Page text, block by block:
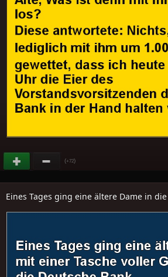
(+72)
Eines Tages ging eine ältere Dame in